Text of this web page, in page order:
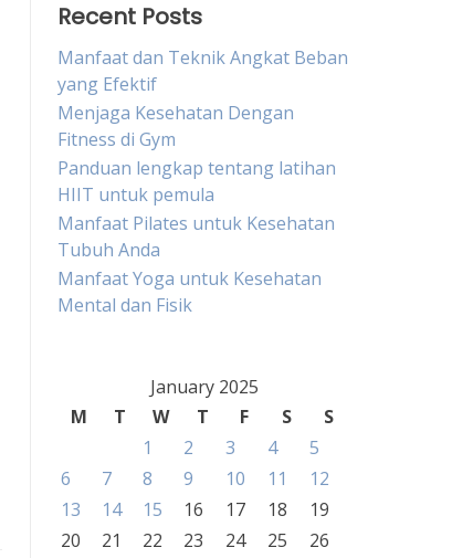
Recent Posts
Manfaat dan Teknik Angkat Beban
yang Efektif
Menjaga Kesehatan Dengan
Fitness di Gym
Panduan lengkap tentang latihan
HIIT untuk pemula
Manfaat Pilates untuk Kesehatan
Tubuh Anda
Manfaat Yoga untuk Kesehatan
Mental dan Fisik
January 2025
M
T W T F S
S
1
2 3 4
5
6
7 8 9 10 11
12
13
14 15 16 17 18
19
20
21 22 23 24 25
26